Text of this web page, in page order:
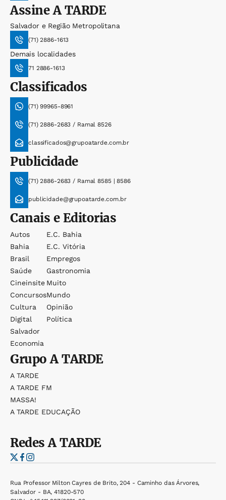
AssineA TARDE
Salvador e Região Metropolitana
(71) 2886-1613
Demais localidades
71 2886-1613
Classificados
(71) 99965-8961
(71) 2886-2683 / Ramal 8526
classificados@grupoatarde.com.br
Publicidade
(71) 2886-2683 / Ramal 8585 | 8586
publicidade@grupoatarde.com.br
Canais e Editorias
Autos
Bahia
Brasil
Saúde
Cineinsite
Concursos
Cultura
Digital
Salvador
Economia
E.c. Bahia
E.c. Vitória
Empregos
Gastronomia
Muito
Mundo
Opinião
Política
GrupoA TARDE
A TARDE
A TARDE FM
MASSA!
A TARDE EDUCAÇÃO
RedesA TARDE
Rua Professor Milton Cayres de Brito, 204 - Caminho das Árvores,
Salvador - BA, 41820-570